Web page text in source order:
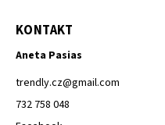
KONTAKT
Aneta Pasias
trendly.cz@gmail.com
732 758 048